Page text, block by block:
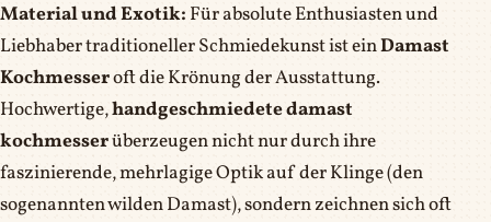
Material und Exotik: Für absolute Enthusiasten und
Liebhaber traditioneller Schmiedekunst ist einDamast
Kochmesseroft die Krönung der Ausstattung.
Hochwertige,handgeschmiedete damast
kochmesserüberzeugen nicht nur durch ihre
faszinierende, mehrlagige Optik auf der Klinge (den
sogenannten wilden Damast), sondern zeichnen sich oft